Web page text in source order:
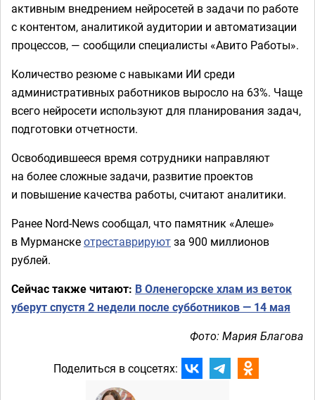
активным внедрением нейросетей в задачи по работе
с контентом, аналитикой аудитории и автоматизации
процессов, — сообщили специалисты «Авито Работы».
Количество резюме с навыками ИИ среди
административных работников выросло на 63%. Чаще
всего нейросети используют для планирования задач,
подготовки отчетности.
Освободившееся время сотрудники направляют
на более сложные задачи, развитие проектов
и повышение качества работы, считают аналитики.
Ранее Nord-News сообщал, что памятник «Алеше»
в Мурманскеотреставрируютза 900 миллионов
рублей.
Сейчас также читают: В Оленегорске хлам из веток
уберут спустя 2 недели после субботников — 14 мая
Фото: Мария Благова
Поделиться в соцсетях: